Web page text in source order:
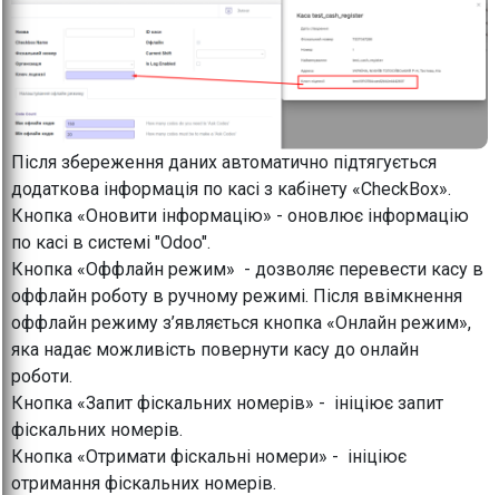
Після збереження даних автоматично підтягується
додаткова інформація по касі з кабінету «CheckBox».
Кнопка «Оновити інформацію» - оновлює інформацію
по касі в системі "Odoo".
Кнопка «Оффлайн режим» - дозволяє перевести касу в
оффлайн роботу в ручному режимі. Після ввімкнення
оффлайн режиму з’являється кнопка «Онлайн режим»,
яка надає можливість повернути касу до онлайн
роботи.
Кнопка «Запит фіскальних номерів» - ініціює запит
фіскальних номерів.
Кнопка «Отримати фіскальні номери» - ініціює
отримання фіскальних номерів.